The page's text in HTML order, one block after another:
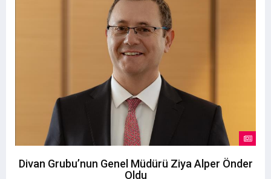
Divan Grubu’nun Genel Müdürü Ziya Alper Önder
Oldu